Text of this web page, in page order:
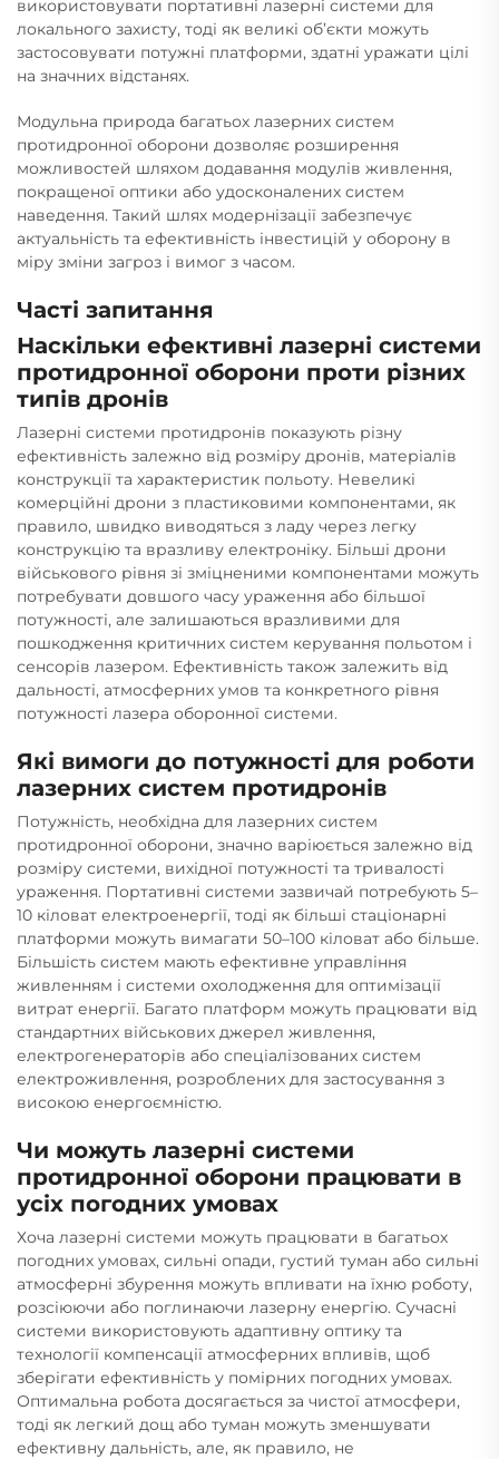
використовувати портативні лазерні системи для
локального захисту, тоді як великі об’єкти можуть
застосовувати потужні платформи, здатні уражати цілі
на значних відстанях.
Модульна природа багатьох лазерних систем
протидронної оборони дозволяє розширення
можливостей шляхом додавання модулів живлення,
покращеної оптики або удосконалених систем
наведення. Такий шлях модернізації забезпечує
актуальність та ефективність інвестицій у оборону в
міру зміни загроз і вимог з часом.
Часті запитання
Наскільки ефективні лазерні системи
протидронної оборони проти різних
типів дронів
Лазерні системи протидронів показують різну
ефективність залежно від розміру дронів, матеріалів
конструкції та характеристик польоту. Невеликі
комерційні дрони з пластиковими компонентами, як
правило, швидко виводяться з ладу через легку
конструкцію та вразливу електроніку. Більші дрони
військового рівня зі зміцненими компонентами можуть
потребувати довшого часу ураження або більшої
потужності, але залишаються вразливими для
пошкодження критичних систем керування польотом і
сенсорів лазером. Ефективність також залежить від
дальності, атмосферних умов та конкретного рівня
потужності лазера оборонної системи.
Які вимоги до потужності для роботи
лазерних систем протидронів
Потужність, необхідна для лазерних систем
протидронної оборони, значно варіюється залежно від
розміру системи, вихідної потужності та тривалості
ураження. Портативні системи зазвичай потребують 5–
10 кіловат електроенергії, тоді як більші стаціонарні
платформи можуть вимагати 50–100 кіловат або більше.
Більшість систем мають ефективне управління
живленням і системи охолодження для оптимізації
витрат енергії. Багато платформ можуть працювати від
стандартних військових джерел живлення,
електрогенераторів або спеціалізованих систем
електроживлення, розроблених для застосування з
високою енергоємністю.
Чи можуть лазерні системи
протидронної оборони працювати в
усіх погодних умовах
Хоча лазерні системи можуть працювати в багатьох
погодних умовах, сильні опади, густий туман або сильні
атмосферні збурення можуть впливати на їхню роботу,
розсіюючи або поглинаючи лазерну енергію. Сучасні
системи використовують адаптивну оптику та
технології компенсації атмосферних впливів, щоб
зберігати ефективність у помірних погодних умовах.
Оптимальна робота досягається за чистої атмосфери,
тоді як легкий дощ або туман можуть зменшувати
ефективну дальність, але, як правило, не